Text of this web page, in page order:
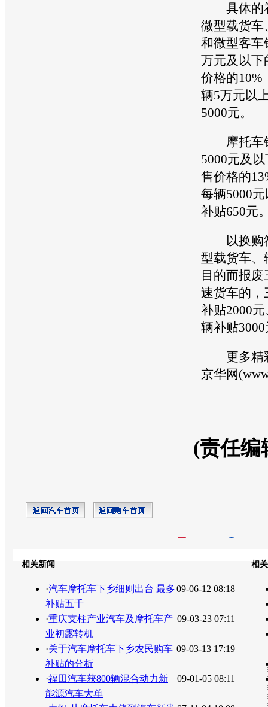
具体的
微型载货车
和微型客车
万元及以下
价格的10%
辆5万元以
5000元。
摩托车
5000元及
售价格的
每辆5000
补贴650元
以换购
型载货车、
目的而报废
速货车的，
补贴2000
辆补贴
更多精
京华网
(责任编
转发至：
相关新闻
09-06-12 08:18
·汽车摩托车下乡细则出台 最多
补贴五千
09-03-23 07:11
·重庆支柱产业汽车及摩托车产
业初露转机
09-03-13 17:19
·关于汽车摩托车下乡农民购车
补贴的分析
09-01-05 08:11
·福田汽车获800辆混合动力新
能源汽车大单
相